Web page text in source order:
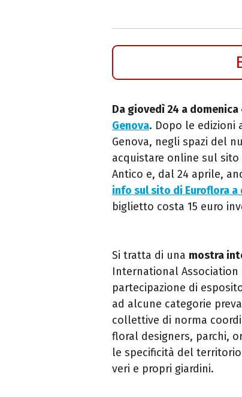
Da giovedì 24 a
Genova. Dopo le edizioni
Genova, negli spazi del
acquistare online sul
Antico e, dal 24 aprile,
info sul sito di Euroflora
biglietto costa 15 euro
Si tratta di una mostra
International
partecipazione di
ad alcune categorie
collettive di norma
floral designers, parchi,
le specificità del
veri e propri giardini.